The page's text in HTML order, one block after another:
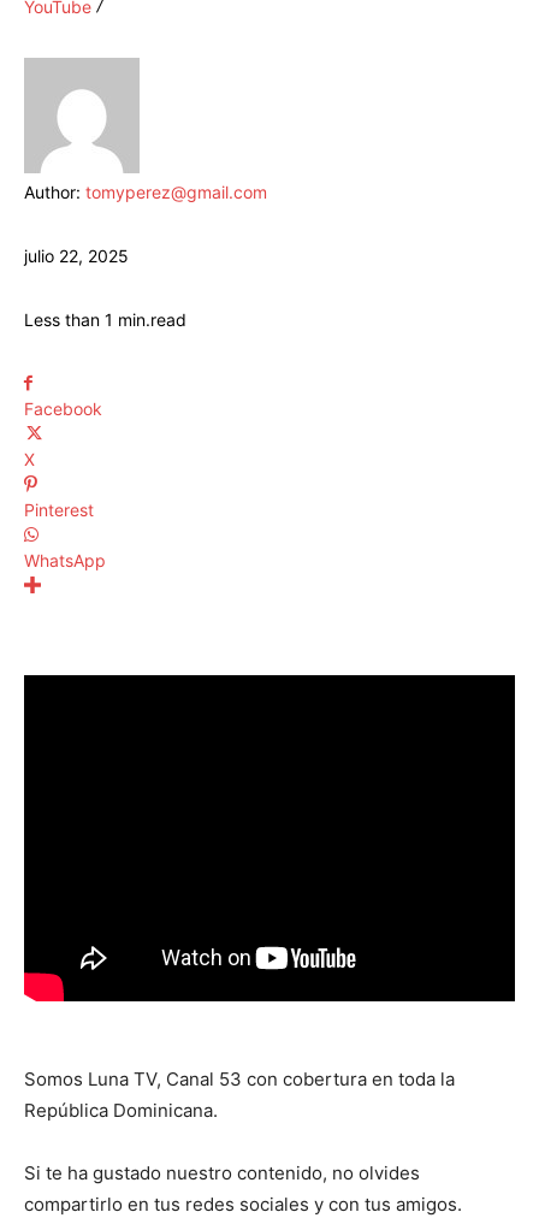
YouTube
Author: tomyperez@gmail.com
julio 22, 2025
Less than 1 min.read
Facebook
X
Pinterest
WhatsApp
Somos Luna TV, Canal 53 con cobertura en toda la
República Dominicana.
Si te ha gustado nuestro contenido, no olvides
compartirlo en tus redes sociales y con tus amigos.